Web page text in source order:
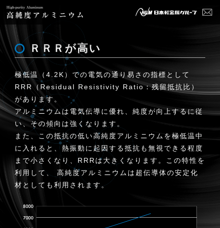
ＲＲＲが高い
極低温（4.2K）での電気の通り易さの指標として
RRR（Residual Resistivity Ratio：残留抵抗比）
があります。
アルミニウムは電気伝導に優れ、純度が向上するに従
い、その傾向は強くなります。
また、この抵抗の低い高純度アルミニウムを極低温中
に入れると、熱振動に起因する抵抗も無視できる程度
まで小さくなり、RRRは大きくなります。この特性を
利用して、 高純度アルミニウムは超伝導体の安定化
材としても利用されます。